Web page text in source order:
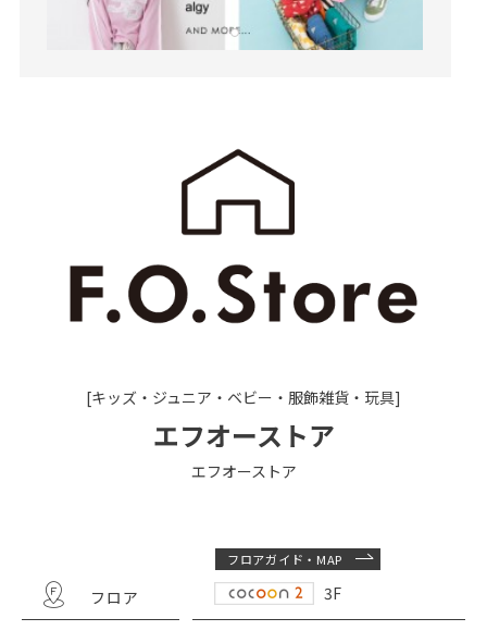
[キッズ・ジュニア・ベビー・服飾雑貨・玩具]
エフオーストア
エフオーストア
フロア
フロアガイド・MAP
3F